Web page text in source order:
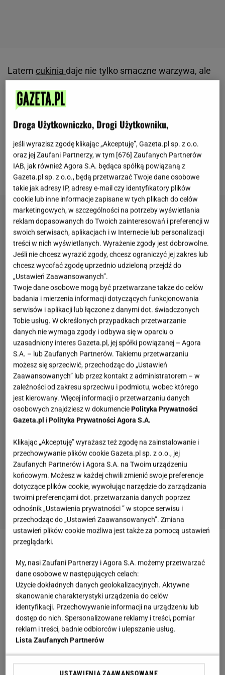
Latem cukinia daje nie tylko smaczne warzywa, ale
Zbiera się je rano, gdy są świeże i jędrne, a
z najbardziej znanych jest smażenie w lekkim
cieście drożdżowym.Tak powstaje tradycyjna
włoska przekąska, która świetnie sprawdza się jako
przystawka lub lekki posiłek.
pietruszkowym
Jak przyrządzić kwiat cukinii? Mają delikatny smak,
świetnie sprawdzają się do smażenia
Kwiaty cukinii od wielu lat zajmują ważne miejsce
we włoskiej kuchni, zwłaszcza na południu kraju.
Charakteryzują się subtelnym, lekko słodkim
Droga Użytkowniczko, Drogi Użytkowniku,
jeśli wyrazisz zgodę klikając „Akceptuję”, Gazeta.pl sp. z o.o.
oraz jej Zaufani Partnerzy, w tym [676] Zaufanych Partnerów
IAB, jak również Agora S.A. będąca spółką powiązaną z
Gazeta.pl sp. z o.o., będą przetwarzać Twoje dane osobowe
takie jak adresy IP, adresy e-mail czy identyfikatory plików
cookie lub inne informacje zapisane w tych plikach do celów
marketingowych, w szczególności na potrzeby wyświetlania
reklam dopasowanych do Twoich zainteresowań i preferencji w
swoich serwisach, aplikacjach i w Internecie lub personalizacji
treści w nich wyświetlanych. Wyrażenie zgody jest dobrowolne.
Jeśli nie chcesz wyrazić zgody, chcesz ograniczyć jej zakres lub
chcesz wycofać zgodę uprzednio udzieloną przejdź do
„Ustawień Zaawansowanych”.
Twoje dane osobowe mogą być przetwarzane także do celów
badania i mierzenia informacji dotyczących funkcjonowania
serwisów i aplikacji lub łączone z danymi dot. świadczonych
Tobie usług. W określonych przypadkach przetwarzanie
danych nie wymaga zgody i odbywa się w oparciu o
uzasadniony interes Gazeta.pl, jej spółki powiązanej – Agora
S.A. – lub Zaufanych Partnerów. Takiemu przetwarzaniu
możesz się sprzeciwić, przechodząc do „Ustawień
Zaawansowanych” lub przez kontakt z administratorem – w
zależności od zakresu sprzeciwu i podmiotu, wobec którego
jest kierowany. Więcej informacji o przetwarzaniu danych
osobowych znajdziesz w dokumenciePolityka Prywatności
Gazeta.pl iPolityka Prywatności Agora S.A.
Klikając „Akceptuję” wyrażasz też zgodę na zainstalowanie i
przechowywanie plików cookie Gazeta.pl sp. z o.o., jej
Zaufanych Partnerów i Agora S.A. na Twoim urządzeniu
końcowym. Możesz w każdej chwili zmienić swoje preferencje
dotyczące plików cookie, wywołując narzędzie do zarządzania
twoimi preferencjami dot. przetwarzania danych poprzez
odnośnik „Ustawienia prywatności ” w stopce serwisu i
przechodząc do „Ustawień Zaawansowanych”. Zmiana
ustawień plików cookie możliwa jest także za pomocą ustawień
przeglądarki.
My, nasi Zaufani Partnerzy i Agora S.A. możemy przetwarzać
dane osobowe w następujących celach:
Użycie dokładnych danych geolokalizacyjnych. Aktywne
skanowanie charakterystyki urządzenia do celów
identyfikacji. Przechowywanie informacji na urządzeniu lub
dostęp do nich. Spersonalizowane reklamy i treści, pomiar
reklam i treści, badnie odbiorców i ulepszanie usług.
Lista Zaufanych Partnerów
USTAWIENIA ZAAWANSOWANE